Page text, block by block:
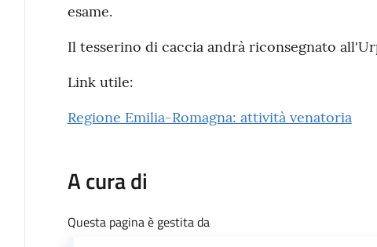
esame.
Il tesserino di caccia andrà riconsegnato
Link utile:
Regione Emilia-Romagna: attività venatoria
A cura di
Questa pagina è gestita da